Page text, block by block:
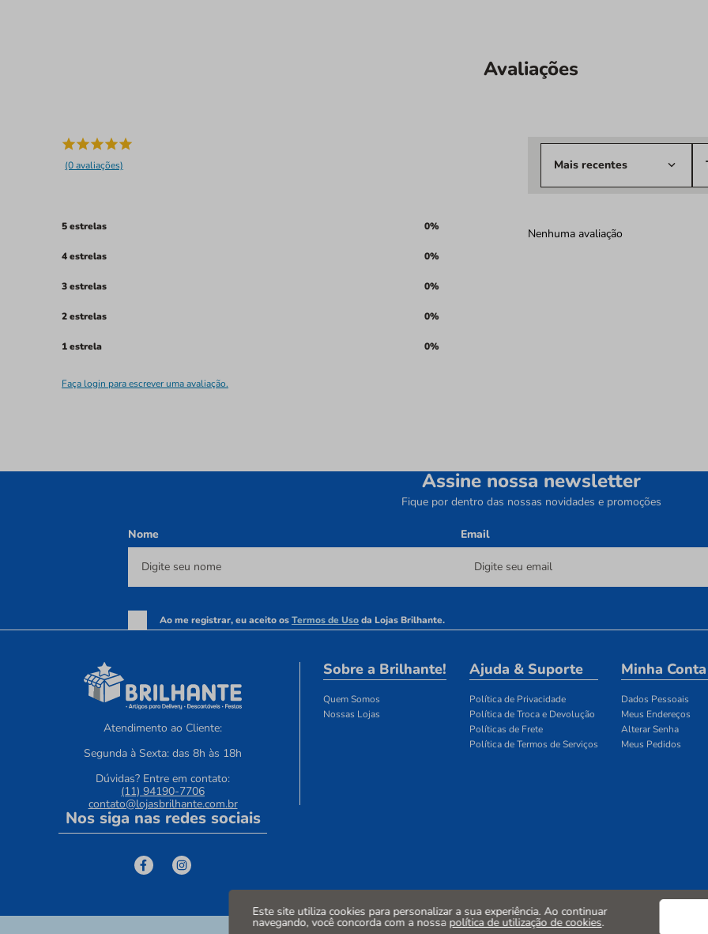
Este site utiliza cookies para personalizar a sua experiência. Ao continuar
navegando, você concorda com a nossa política de utilização de cookies.
Avaliações
(0 avaliações)
5 estrelas 0%
4 estrelas 0%
3 estrelas 0%
2 estrelas 0%
1 estrela 0%
Faça login para escrever uma avaliação.
Mais recentes
Nenhuma avaliação
Assine nossa newsletter
Fique por dentro das nossas novidades e promoções
Nome Email
Ao me registrar, eu aceito osTermos de Usoda Lojas Brilhante.
Atendimento ao Cliente:
Segunda à Sexta: das 8h às 18h
Dúvidas? Entre em contato:
(11) 94190-7706
contato@lojasbrilhante.com.br
Nos siga nas redes sociais
Sobre a Brilhante!
Quem Somos
Nossas Lojas
Ajuda & Suporte
Política de Privacidade
Política de Troca e Devolução
Políticas de Frete
Política de Termos de Serviços
Minha Conta
Dados Pessoais
Meus Endereços
Alterar Senha
Meus Pedidos
CNPJ:10.742.586/0001-13. ENDEREÇO: LARGO ROSÁRIO, 105 -